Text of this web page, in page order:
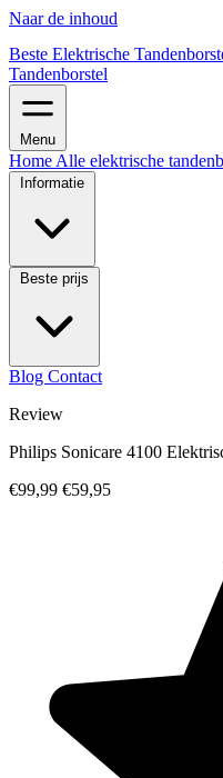
Naar de inhoud
Beste Elektrische
Tandenborstel
Menu
Home Alle elektrische
Informatie
Beste prijs
Blog Contact
Review
Philips Sonicare 4100
€99,99 €59,95